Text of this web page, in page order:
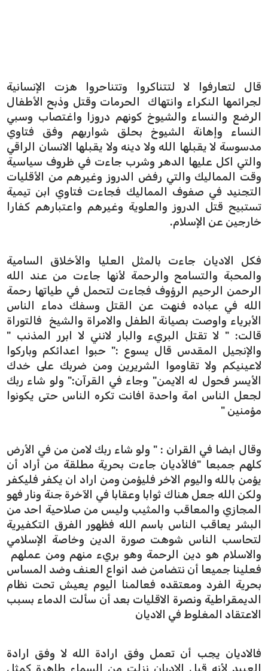
قال لتعارفوا لا لتتناكروا وتتناحروا هزت الإنسانية
لجرائمها النكراء وانتهاك الحرمات وقتل وذبح الأطفال
الرضع والنساء والشيوخ كونهم دروزا واغتصاب وسبي
النساء وإهانة الشيوخ بحلق شواربهم وفق فتاوي
مدسوسة لا يقبلها الله ولا دينه ولا يقبلها الانسان الراقي
والتي اكل عليها الدهر وشرب جاءت في ظروف سياسية
وقت المماليك والتي رفض الدروز وغيرهم من الأقليات
التجنيد في صفوف المماليك فجاءت فتاوي ابن تيمية
تستبيح قتل الدروز والعلوية وغيرهم واعتبارهم كفارا
خارجين عن الإسلام.
فكل الاديان جاءت بالمثل العليا والأخلاق السامية
والمحبة والتسامح والرحمة لأنها جاءت من عند الله
الرحمن الرحيم الرؤوف فجاءت لتحمل في طياتها رحمة
الله في عباده فنهت عن القتل وسفك دماء الناس
الأبرياء واوصت بصيانة الطفل والامراة والشيخ فالتوراة
قالت: " لا تقتل البريء والبار لانني لا ابرر المذنب "
والإنجيل المقدس قال يسوع :" حبوا اعدائكم وباركوا
لاعينيكم ولا تقاوموا الشريرين ومن ضربك على خدك
الأيسر فحول له الايمن" وجاء في القرآن:" ولو شاء ربك
لجعل الناس امة واحدة افانت تكره الناس حتى يكونوا
مؤمنين "
وقال ابضا في القران : " ولو شاء ربك لامن من في الأرض
كلهم جمبعا "فالأديان جاءت بحرية مطلقة من أراد أن
يؤمن بالله واليوم الاخر فليؤمن ومن اراد ان يكفر فليكفر
ولكن الله جعل هناك ثوابا وعقابا في الآخرة جنة ونار فهو
المجازي والمعاقب والمثيب وليس من صلاحية احد من
البشر يعاقب الناس باسم الله فظهور الفرق التكفيرية
لتحاسب الناس شوهت صورة الدين وخاصة الإسلامي
والاسلام هو دين الرحمة وهو بريء منهم ومن عملهم
فعلينا جميعا أن نتضامن ضد انواع العنف وضد المساس
بحرية الفرد ومعتقده فعالمنا اليوم يعيش تحت نظام
الديمقراطية ونصرة الاقليات بعد أن سألت الدماء بسبب
الاعتقاد المغلوط في الاديان
فالاديان يجب أن تعمل وفق ارادة الله لا وفق ارادة
العبيد لأنه قيل الاديان نزلت من السماء طاهرة كمثل